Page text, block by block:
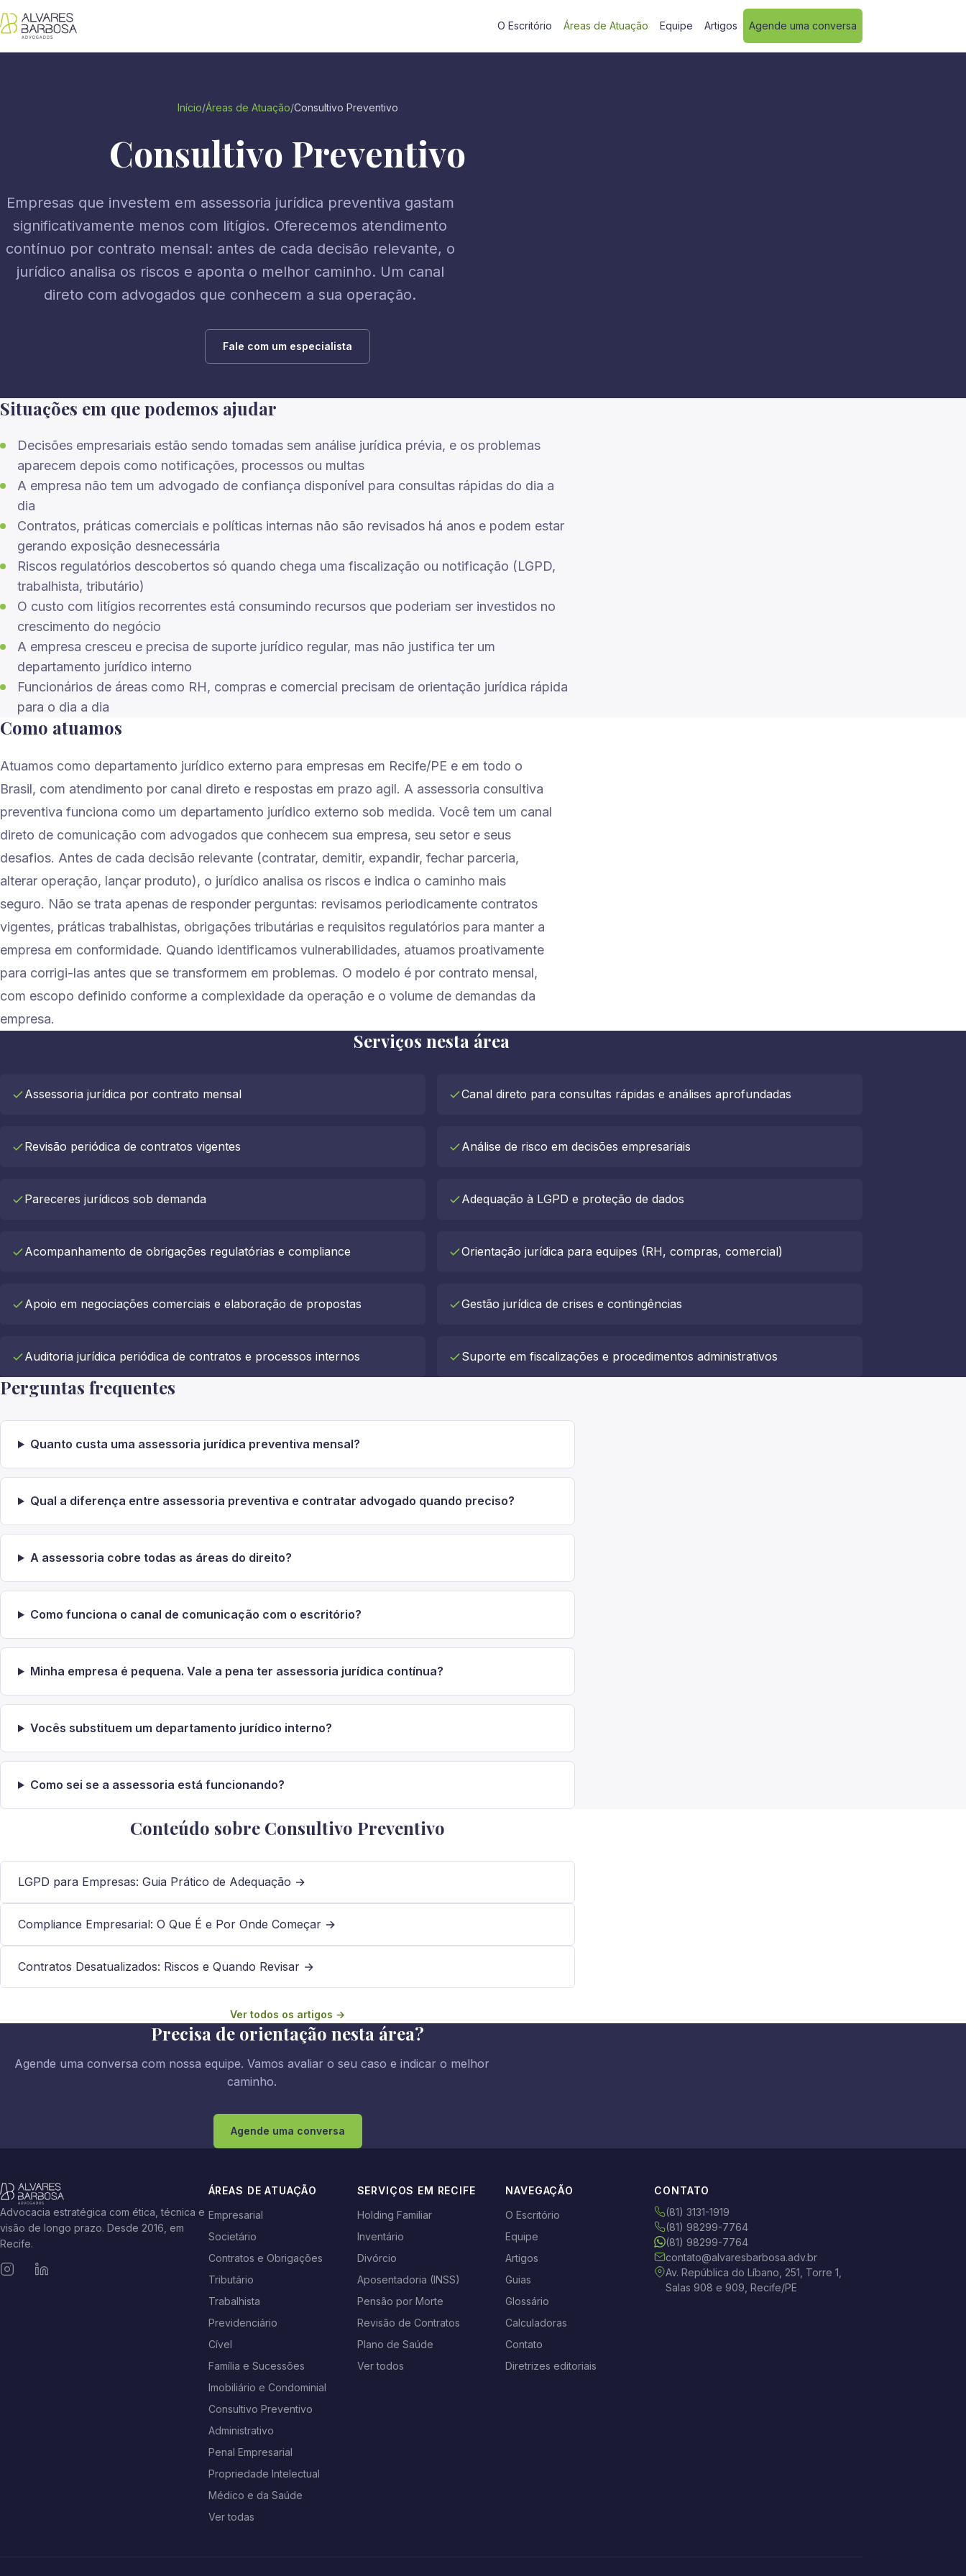
O Escritório Áreas de Atuação Equipe Artigos Agende uma conversa
Início/Áreas de Atuação/Consultivo Preventivo
Consultivo Preventivo
Empresas que investem em assessoria jurídica preventiva gastam
significativamente menos com litígios. Oferecemos atendimento
contínuo por contrato mensal: antes de cada decisão relevante, o
jurídico analisa os riscos e aponta o melhor caminho. Um canal
direto com advogados que conhecem a sua operação.
Fale com um especialista
Situações em que podemos ajudar
Decisões empresariais estão sendo tomadas sem análise jurídica prévia, e os problemas
aparecem depois como notificações, processos ou multas
A empresa não tem um advogado de confiança disponível para consultas rápidas do dia a
dia
Contratos, práticas comerciais e políticas internas não são revisados há anos e podem estar
gerando exposição desnecessária
Riscos regulatórios descobertos só quando chega uma fiscalização ou notificação (LGPD,
trabalhista, tributário)
O custo com litígios recorrentes está consumindo recursos que poderiam ser investidos no
crescimento do negócio
A empresa cresceu e precisa de suporte jurídico regular, mas não justifica ter um
departamento jurídico interno
Funcionários de áreas como RH, compras e comercial precisam de orientação jurídica rápida
para o dia a dia
Como atuamos
Atuamos como departamento jurídico externo para empresas em Recife/PE e em todo o
Brasil, com atendimento por canal direto e respostas em prazo agil. A assessoria consultiva
preventiva funciona como um departamento jurídico externo sob medida. Você tem um canal
direto de comunicação com advogados que conhecem sua empresa, seu setor e seus
desafios. Antes de cada decisão relevante (contratar, demitir, expandir, fechar parceria,
alterar operação, lançar produto), o jurídico analisa os riscos e indica o caminho mais
seguro. Não se trata apenas de responder perguntas: revisamos periodicamente contratos
vigentes, práticas trabalhistas, obrigações tributárias e requisitos regulatórios para manter a
empresa em conformidade. Quando identificamos vulnerabilidades, atuamos proativamente
para corrigi-las antes que se transformem em problemas. O modelo é por contrato mensal,
com escopo definido conforme a complexidade da operação e o volume de demandas da
empresa.
Serviços nesta área
Assessoria jurídica por contrato mensal Canal direto para consultas rápidas e análises aprofundadas
Revisão periódica de contratos vigentes Análise de risco em decisões empresariais
Pareceres jurídicos sob demanda Adequação à LGPD e proteção de dados
Acompanhamento de obrigações regulatórias e compliance Orientação jurídica para equipes (RH, compras, comercial)
Apoio em negociações comerciais e elaboração de propostas Gestão jurídica de crises e contingências
Auditoria jurídica periódica de contratos e processos internos Suporte em fiscalizações e procedimentos administrativos
Perguntas frequentes
Quanto custa uma assessoria jurídica preventiva mensal?
Qual a diferença entre assessoria preventiva e contratar advogado quando preciso?
A assessoria cobre todas as áreas do direito?
Como funciona o canal de comunicação com o escritório?
Minha empresa é pequena. Vale a pena ter assessoria jurídica contínua?
Vocês substituem um departamento jurídico interno?
Como sei se a assessoria está funcionando?
Conteúdo sobre Consultivo Preventivo
LGPD para Empresas: Guia Prático de Adequação →
Compliance Empresarial: O Que É e Por Onde Começar →
Contratos Desatualizados: Riscos e Quando Revisar →
Ver todos os artigos →
Precisa de orientação nesta área?
Agende uma conversa com nossa equipe. Vamos avaliar o seu caso e indicar o melhor
caminho.
Agende uma conversa
Advocacia estratégica com ética, técnica e
visão de longo prazo. Desde 2016, em
Recife.
ÁREAS DE ATUAÇÃO
Empresarial
Societário
Contratos e Obrigações
Tributário
Trabalhista
Previdenciário
Cível
Família e Sucessões
Imobiliário e Condominial
Consultivo Preventivo
Administrativo
Penal Empresarial
Propriedade Intelectual
Médico e da Saúde
Ver todas
SERVIÇOS EM RECIFE
Holding Familiar
Inventário
Divórcio
Aposentadoria (INSS)
Pensão por Morte
Revisão de Contratos
Plano de Saúde
Ver todos
NAVEGAÇÃO
O Escritório
Equipe
Artigos
Guias
Glossário
Calculadoras
Contato
Diretrizes editoriais
CONTATO
(81) 3131-1919
(81) 98299-7764
(81) 98299-7764
contato@alvaresbarbosa.adv.br
Av. República do Líbano, 251, Torre 1,
Salas 908 e 909, Recife/PE